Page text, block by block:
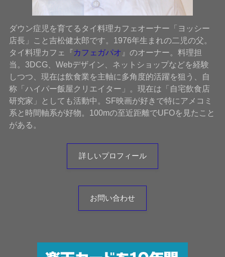
ダウン症児を育てるタイ料理カフェオーナー「ヨッシー
店長」こと吉松健太郎です。1976年生まれの二児の父。
タイ料理カフェ『 カフェガパオ 』のオーナー。料理担
当。3DCG、Webデザイン、ネットショップなどを経験
しつつ、現在は飲食業を主軸に多角度的活躍を狙う、自
称「ハイパー飯屋クリエイター」。現在は「自宅飲食店
研究家」としても活動中。SF映画が好きで特にアメコミ
系と時間軸系が好物。100mの至近距離でUFOを見たこと
がある。
詳しいプロフィール
お問い合わせ